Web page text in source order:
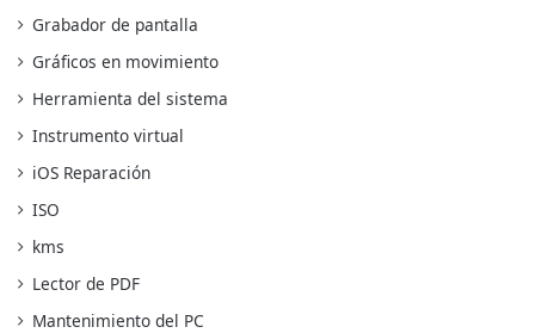
Grabador de pantalla
Gráficos en movimiento
Herramienta del sistema
Instrumento virtual
iOS Reparación
ISO
kms
Lector de PDF
Mantenimiento del PC